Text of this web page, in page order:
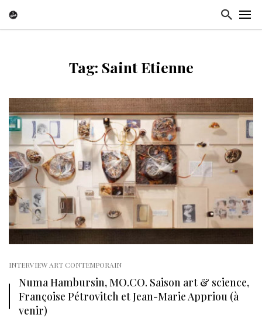
Tag: Saint Etienne
INTERVIEW ART CONTEMPORAIN
Numa Hambursin, MO.CO. Saison art & science,
Françoise Pétrovitch et Jean-Marie Appriou (à
venir)